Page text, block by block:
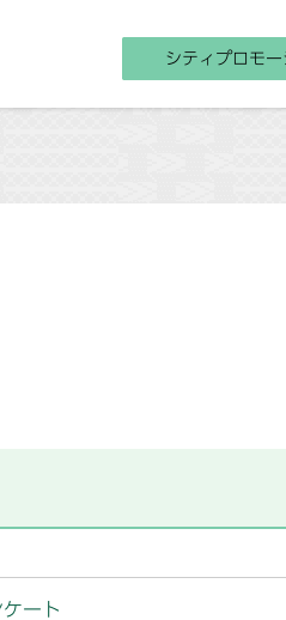
シティプロモー
ート